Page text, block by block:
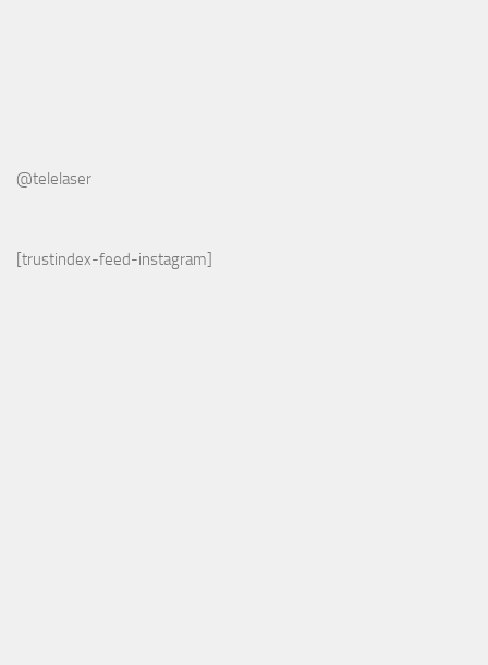
@telelaser
[trustindex-feed-instagram]